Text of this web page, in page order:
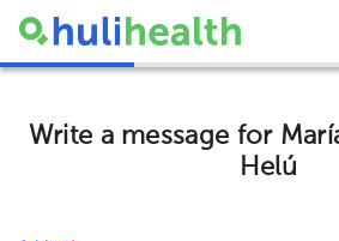
Write a message for
Helú